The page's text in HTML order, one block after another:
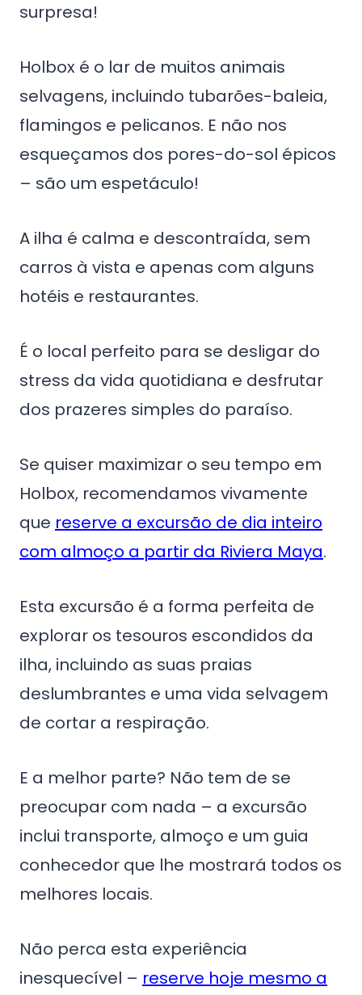
surpresa!
Holbox é o lar de muitos animais
selvagens, incluindo tubarões-baleia,
flamingos e pelicanos. E não nos
esqueçamos dos pores-do-sol épicos
– são um espetáculo!
A ilha é calma e descontraída, sem
carros à vista e apenas com alguns
hotéis e restaurantes.
É o local perfeito para se desligar do
stress da vida quotidiana e desfrutar
dos prazeres simples do paraíso.
Se quiser maximizar o seu tempo em
Holbox, recomendamos vivamente
que reserve a excursão de dia inteiro
com almoço a partir da Riviera Maya.
Esta excursão é a forma perfeita de
explorar os tesouros escondidos da
ilha, incluindo as suas praias
deslumbrantes e uma vida selvagem
de cortar a respiração.
E a melhor parte? Não tem de se
preocupar com nada – a excursão
inclui transporte, almoço e um guia
conhecedor que lhe mostrará todos os
melhores locais.
Não perca esta experiência
inesquecível – reserve hoje mesmo a